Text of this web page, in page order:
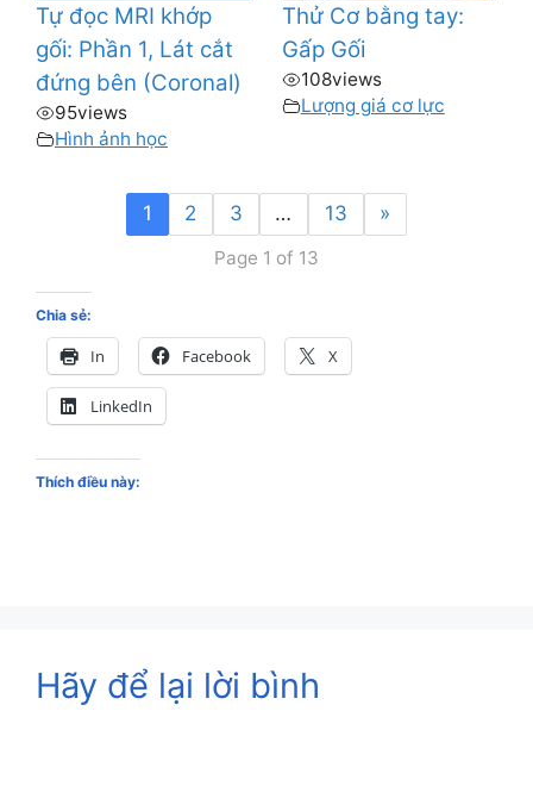
Tự đọc MRI khớp
gối: Phần 1, Lát cắt
đứng bên (Coronal)
95views
Hình ảnh học
Thử Cơ bằng tay:
Gấp Gối
108views
Lượng giá cơ lực
1 2 3 … 13 »
Page 1 of 13
Chia sẻ:
In Facebook X
LinkedIn
Thích điều này:
Hãy để lại lời bình